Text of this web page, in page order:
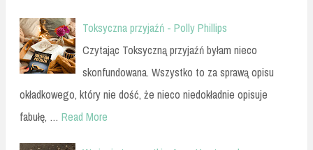
Toksyczna przyjaźń - Polly Phillips
Czytając Toksyczną przyjaźń byłam nieco
skonfundowana. Wszystko to za sprawą opisu
okładkowego, który nie dość, że nieco niedokładnie opisuje
fabułę, … Read More